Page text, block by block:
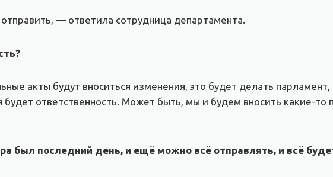
— ответила сотрудница департамента.
акты будут вноситься изменения, это будет делать
будет ответственность. Может быть, мы и будем вносить какие-
был последний день, и ещё можно всё отправлять, и всё